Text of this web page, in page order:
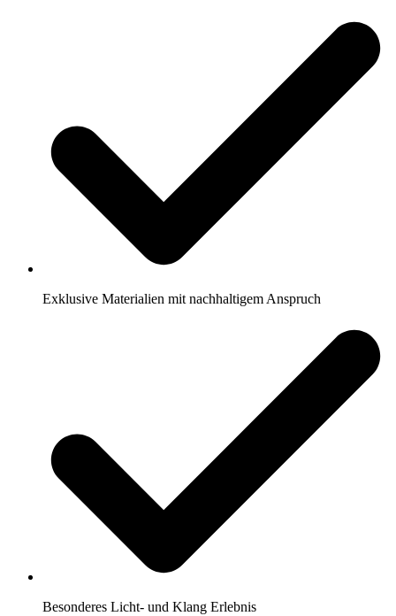
Exklusive Materialien mit nachhaltigem Anspruch
Besonderes Licht- und Klang Erlebnis